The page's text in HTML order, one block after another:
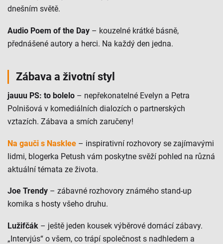
dnešním světě.
Audio Poem of the Day – kouzelné krátké básně,
přednášené autory a herci. Na každý den jedna.
Zábava a životní styl
jauuu PS: to bolelo – nepřekonatelné Evelyn a Petra
Polnišová v komediálních dialozích o partnerských
vztazích. Zábava a smích zaručeny!
Na gauči s Nasklee – inspirativní rozhovory se zajímavými
lidmi, blogerka Petush vám poskytne svěží pohled na různá
aktuální témata ze života.
Joe Trendy – zábavné rozhovory známého stand-up
komika s hosty všeho druhu.
Lužifčák – ještě jeden kousek výběrové domácí zábavy.
„Intervjús“ o všem, co trápí společnost s nadhledem a